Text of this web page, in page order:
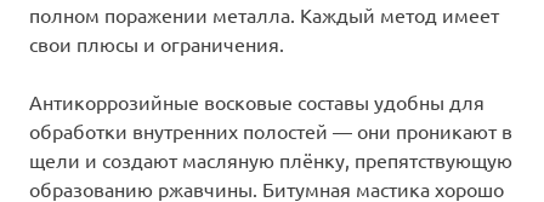
полном поражении металла. Каждый метод имеет
свои плюсы и ограничения.
Антикоррозийные восковые составы удобны для
обработки внутренних полостей — они проникают в
щели и создают масляную плёнку, препятствующую
образованию ржавчины. Битумная мастика хорошо